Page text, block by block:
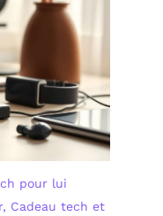
pour lui
, Cadeau tech et